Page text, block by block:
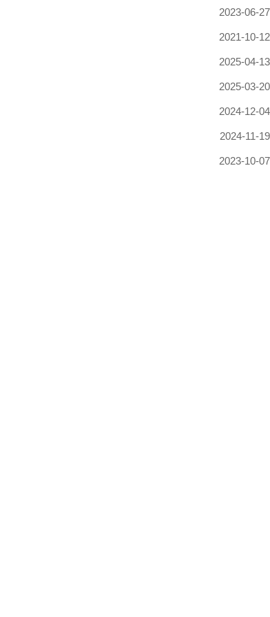
2023-06-27
2021-10-12
2025-04-13
2025-03-20
2024-12-04
2024-11-19
2023-10-07